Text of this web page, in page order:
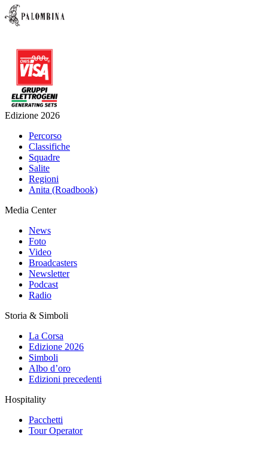
Edizione 2026
Percorso
Classifiche
Squadre
Salite
Regioni
Anita (Roadbook)
Media Center
News
Foto
Video
Broadcasters
Newsletter
Podcast
Radio
Storia & Simboli
La Corsa
Edizione 2026
Simboli
Albo d’oro
Edizioni precedenti
Hospitality
Pacchetti
Tour Operator